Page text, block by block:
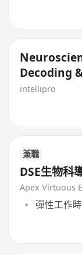
Decoding
intellipro
兼職
DSE生物科
Apex Virtuous
彈性工作